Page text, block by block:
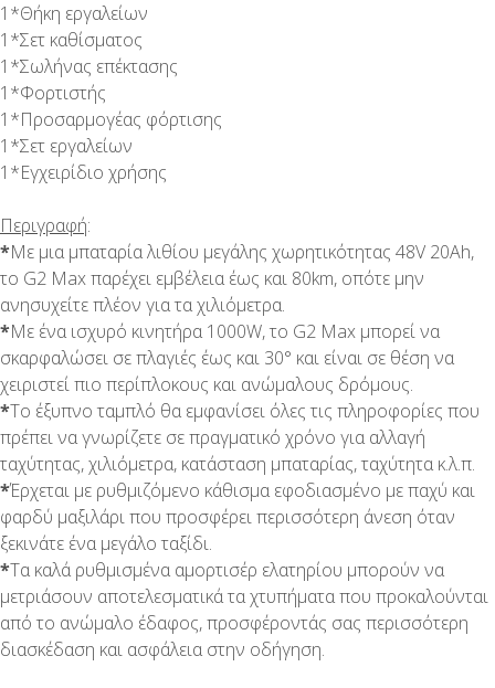
1*Θήκη εργαλείων
1*Σετ καθίσματος
1*Σωλήνας επέκτασης
1*Φορτιστής
1*Προσαρμογέας φόρτισης
1*Σετ εργαλείων
1*Εγχειρίδιο χρήσης
Περιγραφή:
*Με μια μπαταρία λιθίου μεγάλης χωρητικότητας 48V 20Ah,
το G2 Max παρέχει εμβέλεια έως και 80km, οπότε μην
ανησυχείτε πλέον για τα χιλιόμετρα.
*Με ένα ισχυρό κινητήρα 1000W, το G2 Max μπορεί να
σκαρφαλώσει σε πλαγιές έως και 30° και είναι σε θέση να
χειριστεί πιο περίπλοκους και ανώμαλους δρόμους.
*Το έξυπνο ταμπλό θα εμφανίσει όλες τις πληροφορίες που
πρέπει να γνωρίζετε σε πραγματικό χρόνο για αλλαγή
ταχύτητας, χιλιόμετρα, κατάσταση μπαταρίας, ταχύτητα κ.λ.π.
*Έρχεται με ρυθμιζόμενο κάθισμα εφοδιασμένο με παχύ και
φαρδύ μαξιλάρι που προσφέρει περισσότερη άνεση όταν
ξεκινάτε ένα μεγάλο ταξίδι.
*Τα καλά ρυθμισμένα αμορτισέρ ελατηρίου μπορούν να
μετριάσουν αποτελεσματικά τα χτυπήματα που προκαλούνται
από το ανώμαλο έδαφος, προσφέροντάς σας περισσότερη
διασκέδαση και ασφάλεια στην οδήγηση.